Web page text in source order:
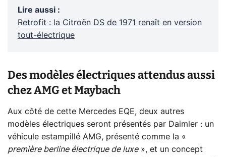
Lire aussi :
Retrofit : la Citroën DS de 1971 renaît en version
tout-électrique
Des modèles électriques attendus aussi
chez AMG et Maybach
Aux côté de cette Mercedes EQE, deux autres
modèles électriques seront présentés par Daimler : un
véhicule estampillé AMG, présenté comme la «
première berline électrique de luxe», et un concept